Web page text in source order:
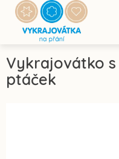
Přejít
obsah
Vykrajovátko
ptáček